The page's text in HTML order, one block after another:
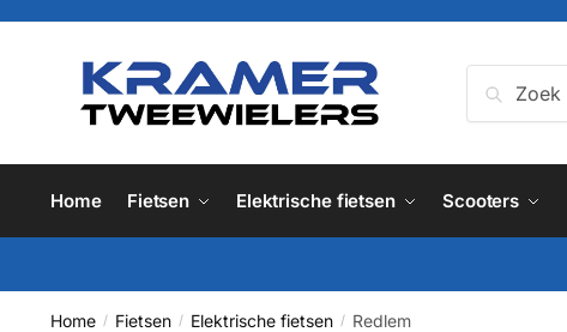
naar:
Zoeken
Home Fietsen Elektrische fietsen Scooters
Home / Fietsen / Elektrische fietsen / Redlem